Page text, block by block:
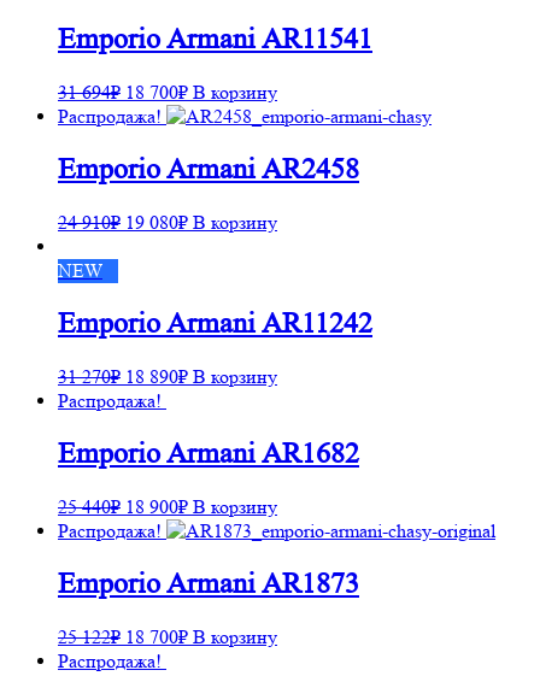
Emporio Armani AR11541
31 694₽ 18 700₽ В корзину
Распродажа!
Emporio Armani AR2458
24 910₽ 19 080₽ В корзину
NEW
Emporio Armani AR11242
31 270₽ 18 890₽ В корзину
Распродажа!
Emporio Armani AR1682
25 440₽ 18 900₽ В корзину
Распродажа!
Emporio Armani AR1873
25 122₽ 18 700₽ В корзину
Распродажа!